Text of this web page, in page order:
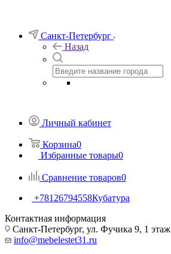
Санкт-Петербург
Назад
Личный кабинет
Корзина0
Избранные товары0
Сравнение товаров0
+78126794558Кубатура
Контактная информация
Санкт-Петербург, ул. Фучика 9, 1 этаж
info@mebelestet31.ru